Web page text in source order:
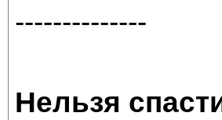
--------------
Нельзя